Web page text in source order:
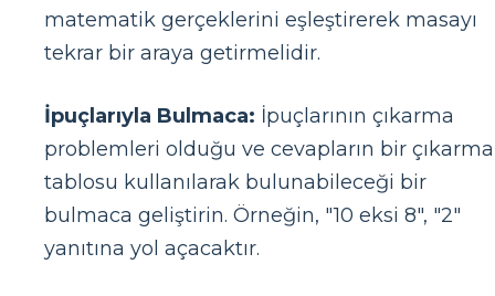
matematik gerçeklerini eşleştirerek masayı
tekrar bir araya getirmelidir.
İpuçlarıyla Bulmaca: İpuçlarının çıkarma
problemleri olduğu ve cevapların bir çıkarma
tablosu kullanılarak bulunabileceği bir
bulmaca geliştirin. Örneğin, "10 eksi 8", "2"
yanıtına yol açacaktır.